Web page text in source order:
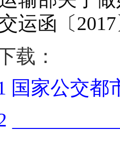
运函〔
载：
国家公交都